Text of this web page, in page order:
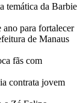
temática da Barbie
ano para fortalecer
de Manaus
fãs com
contrata jovem